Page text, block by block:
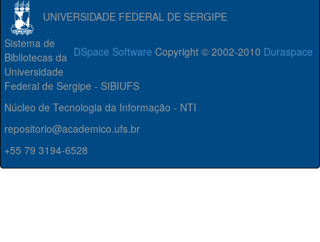
UNIVERSIDADE FEDERAL DE SERGIPE
DSpace Software Copyright © 2002-2010 Duraspace
Sistema de
Bibliotecas da
Universidade
Federal de Sergipe - SIBIUFS
Núcleo de Tecnologia da Informação - NTI
repositorio@academico.ufs.br
+55 79 3194-6528